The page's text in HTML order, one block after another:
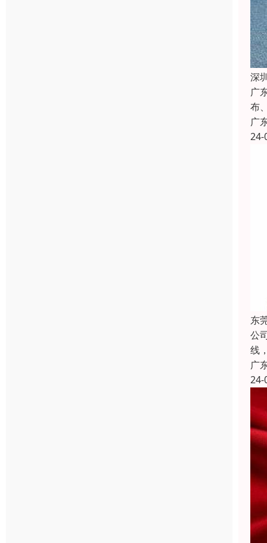
深
广
布
广
24-
东
公
线
广
24-